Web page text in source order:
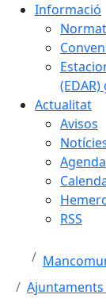
Informació
Actualitat
Avisos
Agenda
RSS